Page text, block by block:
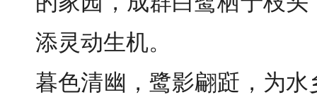
添灵动生机。
暮色清幽，鹭影翩跹，为